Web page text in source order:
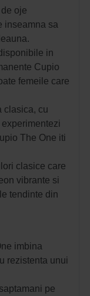
oje
inseamna sa
in
Cupio
femeile care
clasica, cu
The One iti
clasice care
vibrante si
tendinte din
imbina
rezistenta unui
pe